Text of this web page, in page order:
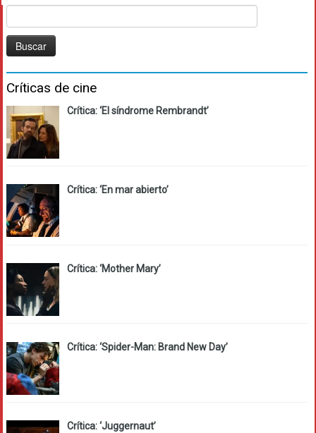
Críticas de cine
Crítica: ‘El síndrome Rembrandt’
Crítica: ‘En mar abierto’
Crítica: ‘Mother Mary’
Crítica: ‘Spider-Man: Brand New Day’
Crítica: ‘Juggernaut’